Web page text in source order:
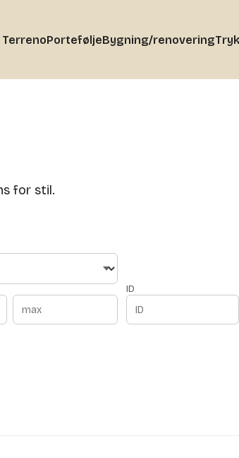
TerrenoPorteføljeBygning/renovering
for stil.
ID